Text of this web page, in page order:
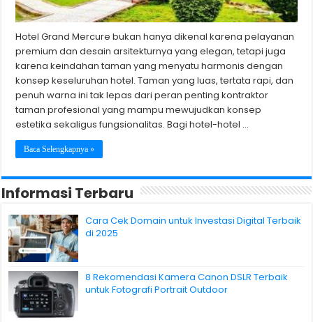
Hotel Grand Mercure bukan hanya dikenal karena pelayanan
premium dan desain arsitekturnya yang elegan, tetapi juga
karena keindahan taman yang menyatu harmonis dengan
konsep keseluruhan hotel. Taman yang luas, tertata rapi, dan
penuh warna ini tak lepas dari peran penting kontraktor
taman profesional yang mampu mewujudkan konsep
estetika sekaligus fungsionalitas. Bagi hotel-hotel …
Baca Selengkapnya »
Informasi Terbaru
Cara Cek Domain untuk Investasi Digital Terbaik
di 2025
8 Rekomendasi Kamera Canon DSLR Terbaik
untuk Fotografi Portrait Outdoor